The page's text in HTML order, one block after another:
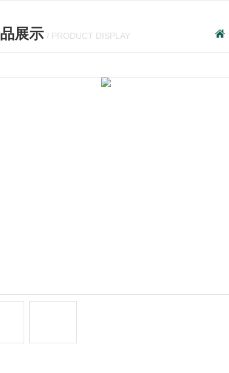
展示 / PRODUCT DISPLAY